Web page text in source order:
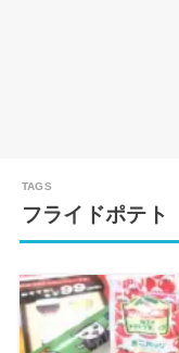
フライドポテト